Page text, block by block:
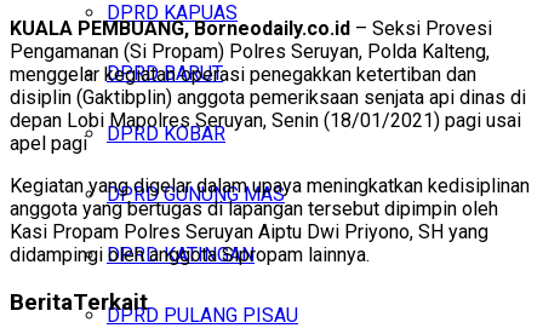
DPRD KAPUAS
DPRD BARUT
DPRD KOBAR
DPRD GUNUNG MAS
DPRD KATINGAN
DPRD PULANG PISAU
KUALA PEMBUANG, Borneodaily.co.id – Seksi Provesi
Pengamanan (Si Propam) Polres Seruyan, Polda Kalteng,
menggelar kegiatan operasi penegakkan ketertiban dan
disiplin (Gaktibplin) anggota pemeriksaan senjata api dinas di
depan Lobi Mapolres Seruyan, Senin (18/01/2021) pagi usai
apel pagi
Kegiatan yang digelar dalam upaya meningkatkan kedisiplinan
anggota yang bertugas di lapangan tersebut dipimpin oleh
Kasi Propam Polres Seruyan Aiptu Dwi Priyono, SH yang
didampingi oleh anggota Sipropam lainnya.
BeritaTerkait